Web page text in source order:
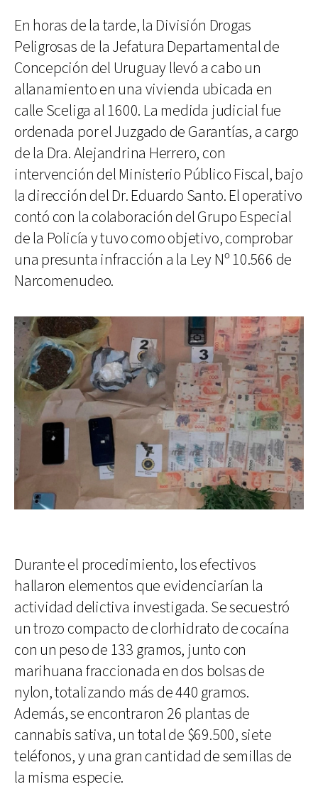
En horas de la tarde, la División Drogas
Peligrosas de la Jefatura Departamental de
Concepción del Uruguay llevó a cabo un
allanamiento en una vivienda ubicada en
calle Sceliga al 1600. La medida judicial fue
ordenada por el Juzgado de Garantías, a cargo
de la Dra. Alejandrina Herrero, con
intervención del Ministerio Público Fiscal, bajo
la dirección del Dr. Eduardo Santo. El operativo
contó con la colaboración del Grupo Especial
de la Policía y tuvo como objetivo, comprobar
una presunta infracción a la Ley Nº 10.566 de
Narcomenudeo.
Durante el procedimiento, los efectivos
hallaron elementos que evidenciarían la
actividad delictiva investigada. Se secuestró
un trozo compacto de clorhidrato de cocaína
con un peso de 133 gramos, junto con
marihuana fraccionada en dos bolsas de
nylon, totalizando más de 440 gramos.
Además, se encontraron 26 plantas de
cannabis sativa, un total de $69.500, siete
teléfonos, y una gran cantidad de semillas de
la misma especie.